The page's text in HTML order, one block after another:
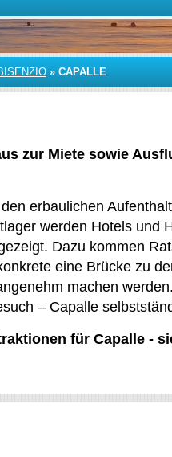
» CAPALLE
zur Miete sowie
erbaulichen
werden Hotels und
Dazu kommen
eine Brücke zu
machen
– Capalle
für Capalle -